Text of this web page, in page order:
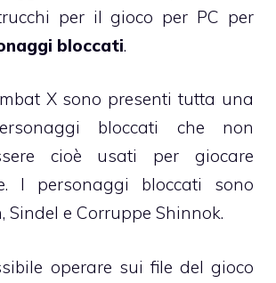
per il gioco per PC per
bloccati.
X sono presenti tutta una
bloccati che non
cioè usati per giocare
I personaggi bloccati sono
Sindel e Corruppe Shinnok.
operare sui file del gioco